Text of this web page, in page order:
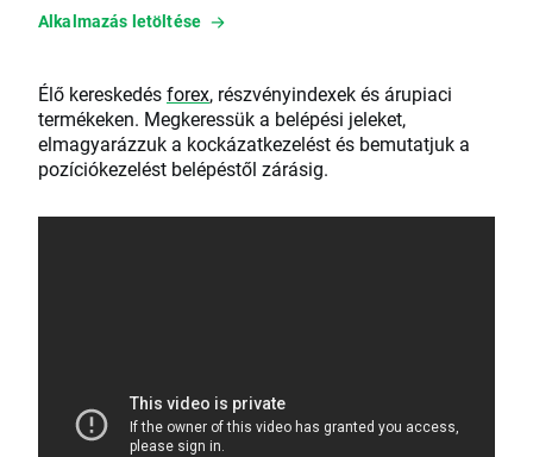
Alkalmazás letöltése
Élő kereskedésforex, részvényindexek és árupiaci
termékeken. Megkeressük a belépési jeleket,
elmagyarázzuk a kockázatkezelést és bemutatjuk a
pozíciókezelést belépéstől zárásig.